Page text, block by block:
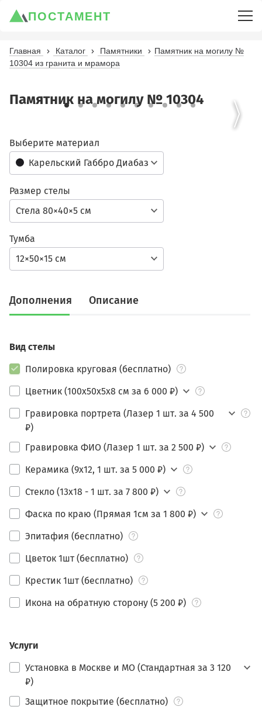
ПОСТАМЕНТ
Главная Каталог Памятники
Памятник на могилу №
10304 из гранита и мрамора
Памятник на могилу № 10304
Карельский Габбро Диабаз
Выберите материал
Стела 80×40×5 см
Размер стелы
12×50×15 см
Тумба
Дополнения Описание
Вид стелы
Полировка круговая (бесплатно)
Цветник (100х50х5х8 см за 6 000 ₽)
Гравировка портрета (Лазер 1 шт. за 4 500
₽)
Гравировка ФИО (Лазер 1 шт. за 2 500 ₽)
Керамика (9х12, 1 шт. за 5 000 ₽)
Стекло (13х18 - 1 шт. за 7 800 ₽)
Фаска по краю (Прямая 1см за 1 800 ₽)
Эпитафия (бесплатно)
Цветок 1шт (бесплатно)
Крестик 1шт (бесплатно)
Икона на обратную сторону (5 200 ₽)
Услуги
Установка в Москве и МО (Стандартная за 3 120
₽)
Защитное покрытие (бесплатно)